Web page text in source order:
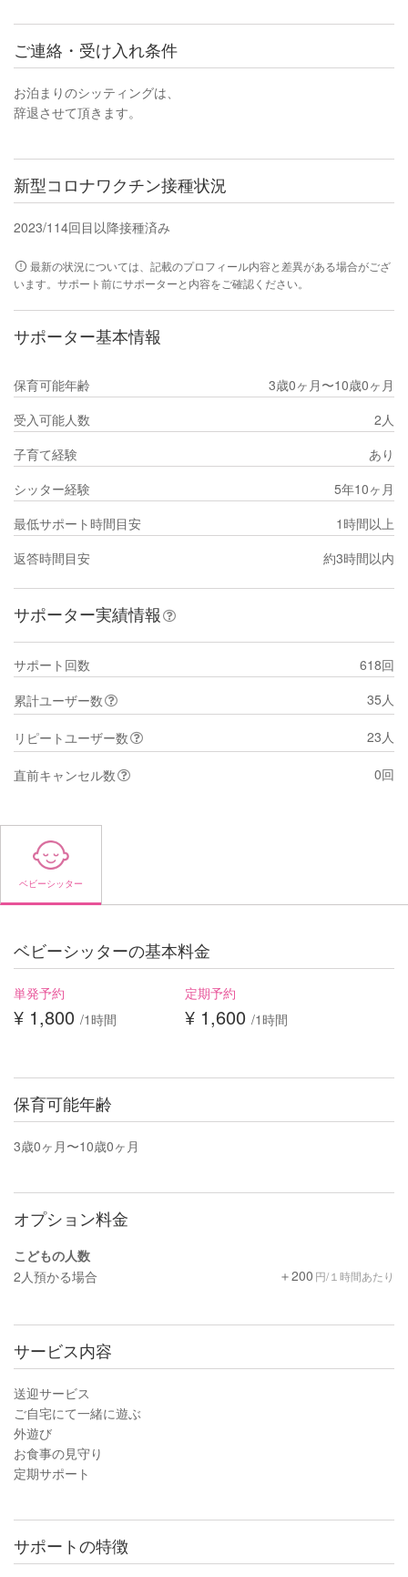
ご連絡・受け入れ条件
お泊まりのシッティングは、
辞退させて頂きます。
新型コロナワクチン接種状況
2023/114回目以降接種済み
最新の状況については、記載のプロフィール内容と差異がある場合がござ
います。サポート前にサポーターと内容をご確認ください。
サポーター基本情報
保育可能年齢
3歳0ヶ月〜10歳0ヶ月
受入可能人数
2人
子育て経験
あり
シッター経験
5年10ヶ月
最低サポート時間目安
1時間以上
返答時間目安
約3時間以内
サポーター実績情報
サポート回数
618回
累計ユーザー数
35人
リピートユーザー数 23人
直前キャンセル数 0回
ベビーシッター
ベビーシッターの基本料金
単発予約
¥ 1,800 /1時間
定期予約
¥ 1,600 /1時間
保育可能年齢
3歳0ヶ月〜10歳0ヶ月
オプション料金
こどもの人数
2人預かる場合
＋200 円/１時間あたり
サービス内容
送迎サービス
ご自宅にて一緒に遊ぶ
外遊び
お食事の見守り
定期サポート
サポートの特徴